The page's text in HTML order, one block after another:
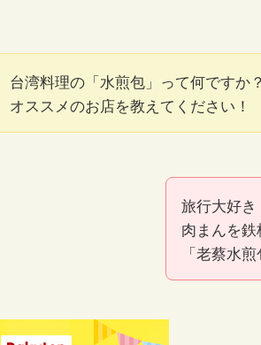
台湾料理の「水煎包」って何ですか？
オススメのお店を教えてください！
旅行大好き
肉まんを
「老蔡水